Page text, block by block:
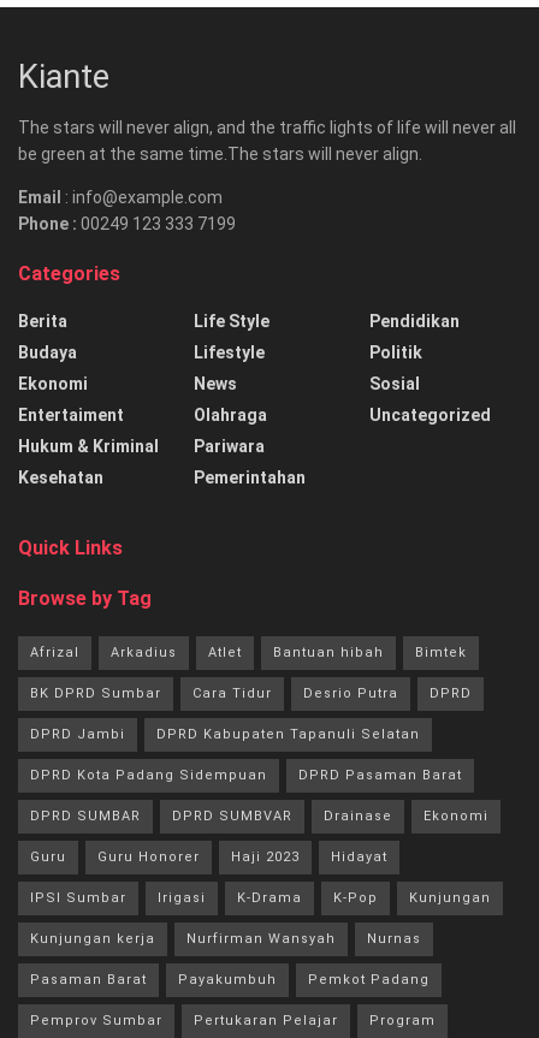
Kiante
The stars will never align, and the traffic lights of life will never all
be green at the same time.The stars will never align.
Email : info@example.com
Phone : 00249 123 333 7199
Categories
Berita
Budaya
Ekonomi
Entertaiment
Hukum & Kriminal
Kesehatan
Life Style
Lifestyle
News
Olahraga
Pariwara
Pemerintahan
Pendidikan
Politik
Sosial
Uncategorized
Quick Links
Browse by Tag
Afrizal Arkadius Atlet Bantuan hibah Bimtek
BK DPRD Sumbar Cara Tidur Desrio Putra DPRD
DPRD Jambi DPRD Kabupaten Tapanuli Selatan
DPRD Kota Padang Sidempuan DPRD Pasaman Barat
DPRD SUMBAR DPRD SUMBVAR Drainase Ekonomi
Guru Guru Honorer Haji 2023 Hidayat
IPSI Sumbar Irigasi K-Drama K-Pop Kunjungan
Kunjungan kerja Nurfirman Wansyah Nurnas
Pasaman Barat Payakumbuh Pemkot Padang
Pemprov Sumbar Pertukaran Pelajar Program